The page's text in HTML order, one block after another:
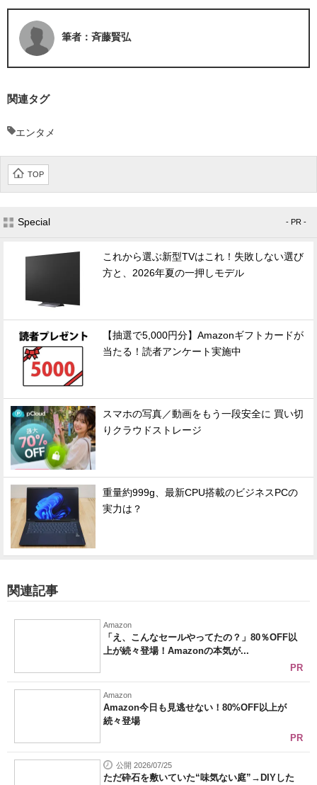
筆者：斉藤賢弘
関連タグ
エンタメ
TOP
Special - PR -
これから選ぶ新型TVはこれ！失敗しない選び
方と、2026年夏の一押しモデル
【抽選で5,000円分】Amazonギフトカードが
当たる！読者アンケート実施中
スマホの写真／動画をもう一段安全に 買い切
りクラウドストレージ
重量約999g、最新CPU搭載のビジネスPCの
実力は？
関連記事
Amazon
「え、こんなセールやってたの？」80％OFF以
上が続々登場！Amazonの本気が...
PR
Amazon
Amazon今日も見逃せない！80%OFF以上が
続々登場
PR
公開 2026/07/25
ただ砕石を敷いていた“味気ない庭”→DIYした